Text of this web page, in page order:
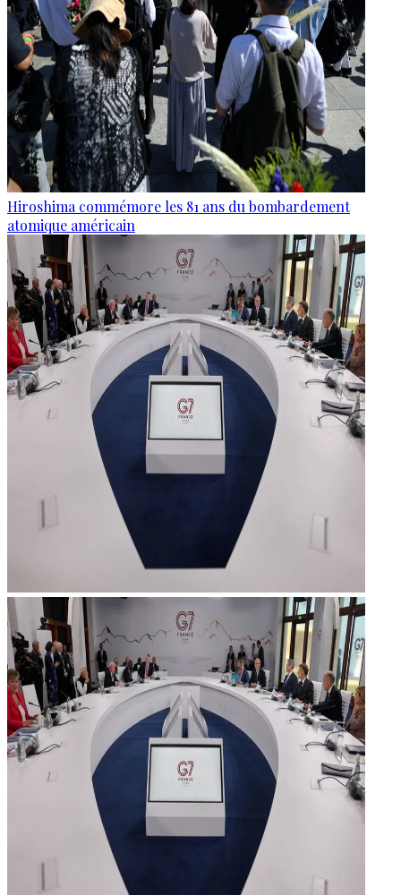
Hiroshima commémore les 81 ans du bombardement
atomique américain